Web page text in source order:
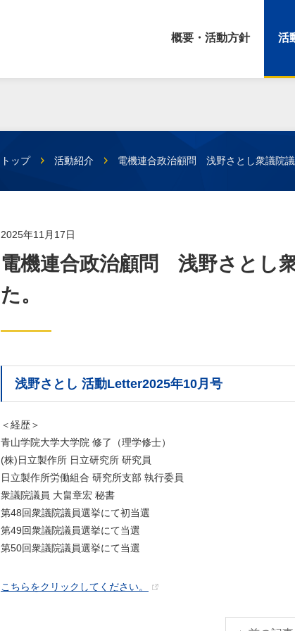
概要・活動方針 活
トップ 活動紹介 電機連合政治顧問 浅野さとし衆議院議
2025年11月17日
電機連合政治顧問 浅野さとし
た。
浅野さとし 活動Letter2025年10月号
＜経歴＞
青山学院大学大学院 修了（理学修士）
(株)日立製作所 日立研究所 研究員
日立製作所労働組合 研究所支部 執行委員
衆議院議員 大畠章宏 秘書
第48回衆議院議員選挙にて初当選
第49回衆議院議員選挙にて当選
第50回衆議院議員選挙にて当選
こちらをクリックしてください。